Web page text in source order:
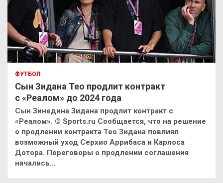
ФУТБОЛ
Сын Зидана Тео продлит контракт
с «Реалом» до 2024 года
Сын Зинедина Зидана продлит контракт с
«Реалом». © Sports.ru Сообщается, что на решение
о продлении контракта Тео Зидана повлиял
возможный уход Серхио Аррибаса и Карлоса
Дотора. Переговоры о продлении соглашения
начались…